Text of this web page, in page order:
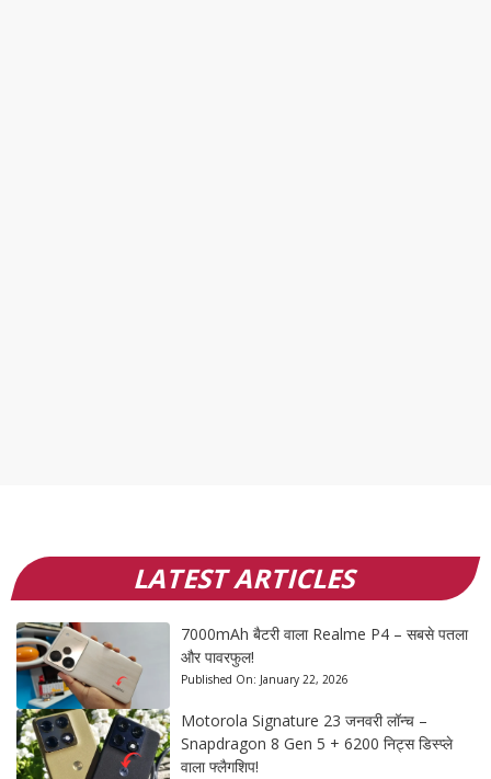
LATEST ARTICLES
7000mAh बैटरी वाला Realme P4 – सबसे पतला
और पावरफुल!
Published On: January 22, 2026
Motorola Signature 23 जनवरी लॉन्च –
Snapdragon 8 Gen 5 + 6200 निट्स डिस्प्ले
वाला फ्लैगशिप!